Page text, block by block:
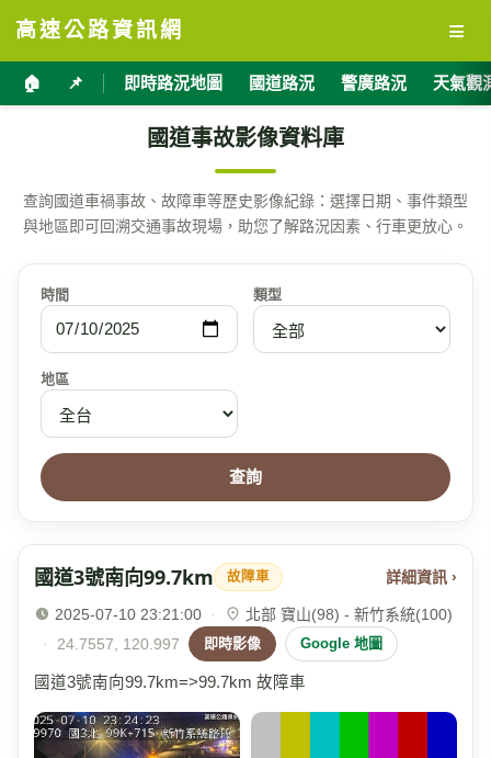
高速公路資訊網 ≡
🏠 📌 即時路況地圖 國道路況 警廣路況 天氣觀
國道事故影像資料庫
查詢國道車禍事故、故障車等歷史影像紀錄：選擇日期、事件類型
與地區即可回溯交通事故現場，助您了解路況因素、行車更放心。
時間 類型
地區
查詢
國道3號南向99.7km 故障車 詳細資訊 ›
2025-07-10 23:21:00 ·
北部 寶山(98) - 新竹系統(100)
·
24.7557, 120.997 即時影像 Google 地圖
國道3號南向99.7km=>99.7km 故障車